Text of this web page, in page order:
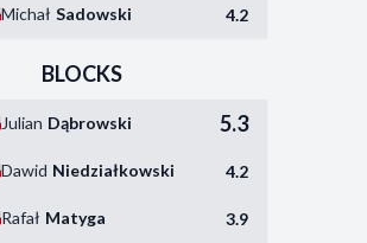
Michał Sadowski 4.2
BLOCKS
Julian Dąbrowski 5.3
Dawid Niedziałkowski 4.2
Rafał Matyga 3.9